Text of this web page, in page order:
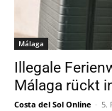
Málaga
Illegale
Málaga rückt
Costa del Sol Online - 5.